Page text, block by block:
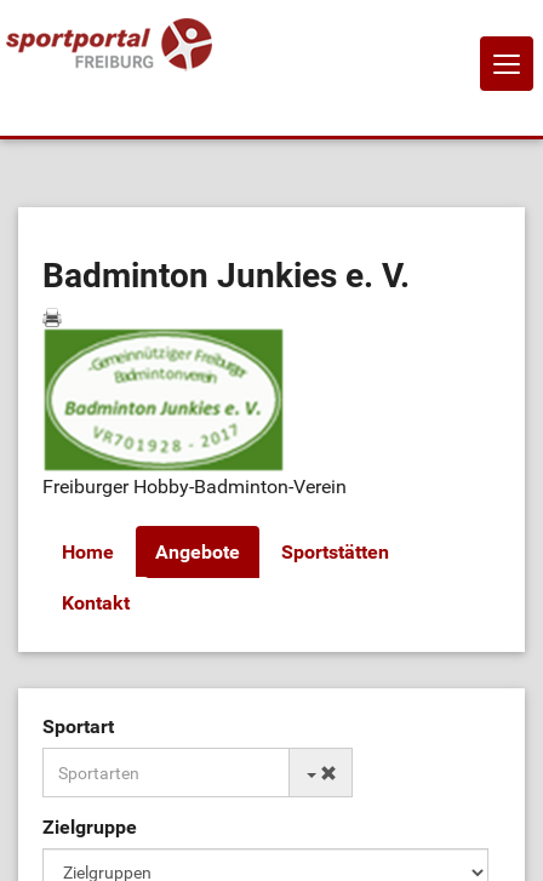
Sportanbietende
Sportstätten
Job-Börse
Badminton Junkies e. V.
Freiburger Hobby-Badminton-Verein
Home Angebote Sportstätten
Kontakt
Sportart
Zielgruppe